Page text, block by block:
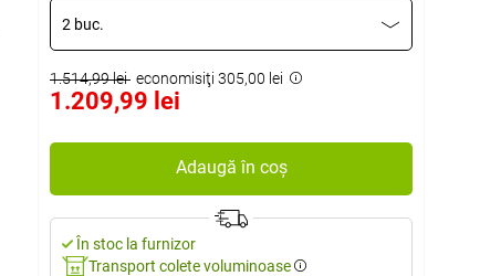
2 buc.
1.514,99 lei economisiţi 305,00 lei
1.209,99 lei
Adaugă în coș
În stoc la furnizor
Transport colete voluminoase